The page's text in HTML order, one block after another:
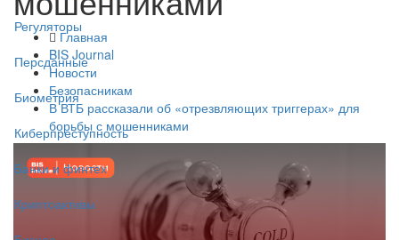
Регуляторы
Персданные
Биометрия
Киберпреступность
Банки и финтех
Криптоактивы
Главная
BIS Journal
Новости
Безопасникам
В ВТБ рассказали об «отрезвляющих триггерах» для
борьбы с мошенниками